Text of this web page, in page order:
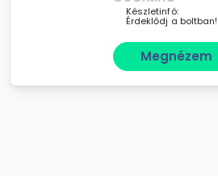
Készletinfó:
Érdeklődj a boltban!
Megnézem